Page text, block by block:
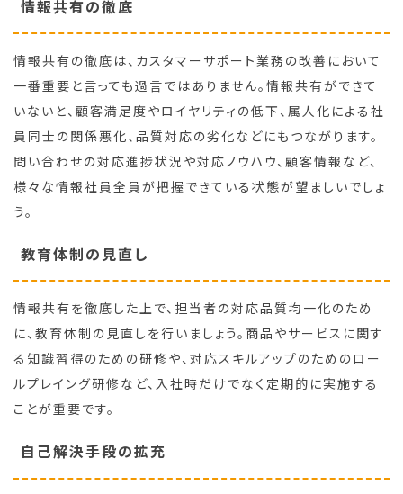
情報共有の徹底
情報共有の徹底は、カスタマーサポート業務の改善において
一番重要と言っても過言ではありません。情報共有ができて
いないと、顧客満足度やロイヤリティの低下、属人化による社
員同士の関係悪化、品質対応の劣化などにもつながります。
問い合わせの対応進捗状況や対応ノウハウ、顧客情報など、
様々な情報社員全員が把握できている状態が望ましいでしょ
う。
教育体制の見直し
情報共有を徹底した上で、担当者の対応品質均一化のため
に、教育体制の見直しを行いましょう。商品やサービスに関す
る知識習得のための研修や、対応スキルアップのためのロー
ルプレイング研修など、入社時だけでなく定期的に実施する
ことが重要です。
自己解決手段の拡充